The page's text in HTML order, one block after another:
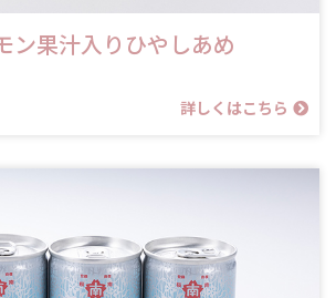
ン果汁入りひやしあめ
詳しくはこちら